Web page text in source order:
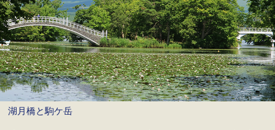
湖月橋と駒ケ岳